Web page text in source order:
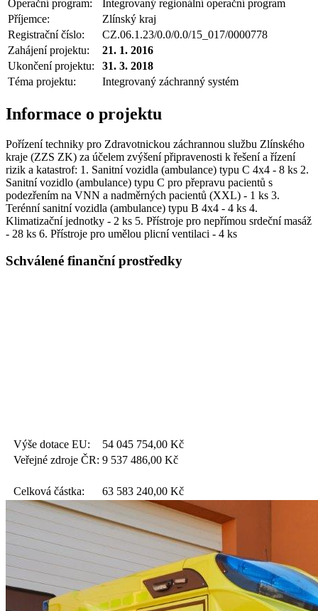
Operační program:
Integrovaný regionální operační program
Příjemce:
Zlínský kraj
Registrační číslo:
CZ.06.1.23/0.0/0.0/15_017/0000778
Zahájení projektu:
21. 1. 2016
Ukončení projektu:
31. 3. 2018
Téma projektu:
Integrovaný záchranný systém
Informace o projektu
Pořízení techniky pro Zdravotnickou záchrannou službu Zlínského
kraje (ZZS ZK) za účelem zvýšení připravenosti k řešení a řízení
rizik a katastrof: 1. Sanitní vozidla (ambulance) typu C 4x4 - 8 ks 2.
Sanitní vozidlo (ambulance) typu C pro přepravu pacientů s
podezřením na VNN a nadměrných pacientů (XXL) - 1 ks 3.
Terénní sanitní vozidla (ambulance) typu B 4x4 - 4 ks 4.
Klimatizační jednotky - 2 ks 5. Přístroje pro nepřímou srdeční masáž
- 28 ks 6. Přístroje pro umělou plicní ventilaci - 4 ks
Schválené finanční prostředky
Výše dotace EU: 54 045 754,00 Kč
Veřejné zdroje ČR: 9 537 486,00 Kč
Celková částka: 63 583 240,00 Kč